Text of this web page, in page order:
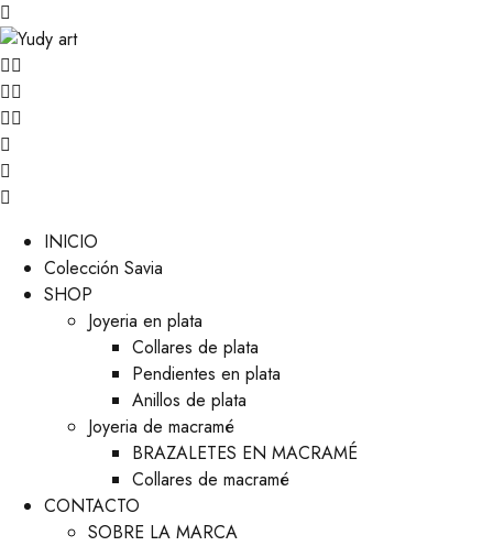
INICIO
Colección Savia
SHOP
Joyeria en plata
Collares de plata
Pendientes en plata
Anillos de plata
Joyeria de macramé
BRAZALETES EN MACRAMÉ
Collares de macramé
CONTACTO
SOBRE LA MARCA